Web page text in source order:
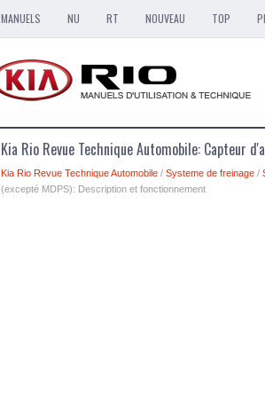
MANUELS NU RT NOUVEAU TOP
Kia Rio Revue Technique Automobile: Capteur
Kia Rio Revue Technique Automobile / Systeme de freinage /
(excepté MDPS): Description et fonctionnement